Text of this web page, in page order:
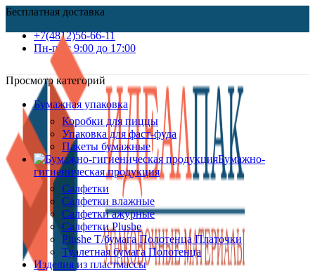
Бесплатная доставка
+7(4812)56-66-11
Пн-пт c 9:00 до 17:00
Просмотр категорий
Бумажная упаковка
Коробки для пиццы
Упаковка для фаст-фуда
Пакеты бумажные
Бумажно-
гигиеническая продукция
Салфетки
Салфетки влажные
Салфетки ажурные
Салфетки Plushe
Plushe Т/бумага Полотенца Платочки
Туалетная бумага Полотенца
Изделия из пластмассы